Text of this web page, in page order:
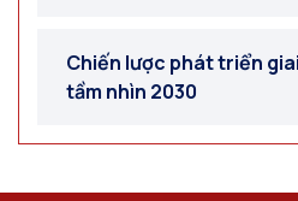
Chiến lược phát triển
tầm nhìn 2030